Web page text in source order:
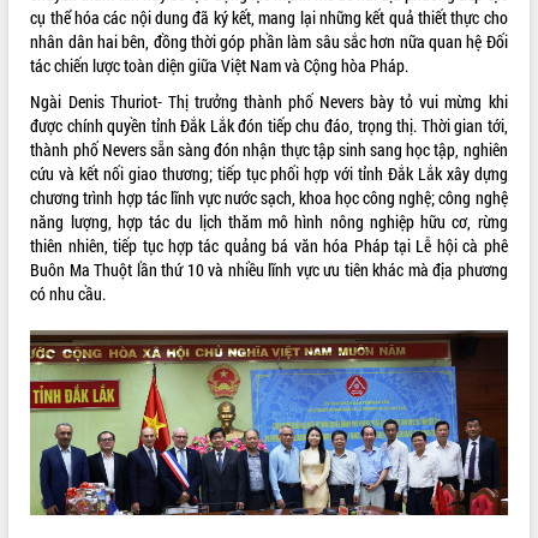
tại Trung tâm Phục vụ hành chính
công tỉnh
Đắk Lắk: Tôn vinh 46 giải pháp tại Hội
thi Sáng tạo Kỹ thuật 2024 - 2025
Đắk Lắk rà soát, điều chỉnh Đề án 190
về phát triển nuôi trồng thủy sản
Phó Chủ tịch UBND tỉnh Đắk Lắk
Trương Công Thái kiểm tra thực địa
Dự án cao tốc Khánh Hòa - Buôn Ma
Thuột
Định vị cà phê Việt Nam như một “di
sản sống” trong dòng chảy toàn cầu
Xây dựng nông thôn mới: Nâng cao đời
sống người dân từ những mô hình thiết
thực
Quyết liệt tháo gỡ vướng mắc, đẩy
nhanh tiến độ các dự án trọng điểm
trong Khu kinh tế Nam Phú Yên
Hòn Yến phát triển du lịch gắn với bảo
tồn biển
cụ thể hóa các nội dung đã ký kết, mang lại những kết quả thiết thực cho
nhân dân hai bên, đồng thời góp phần làm sâu sắc hơn nữa quan hệ Đối
tác chiến lược toàn diện giữa Việt Nam và Cộng hòa Pháp.
Ngài Denis Thuriot- Thị trưởng thành phố Nevers bày tỏ vui mừng khi
được chính quyền tỉnh Đắk Lắk đón tiếp chu đáo, trọng thị. Thời gian tới,
thành phố Nevers sẵn sàng đón nhận thực tập sinh sang học tập, nghiên
cứu và kết nối giao thương; tiếp tục phối hợp với tỉnh Đắk Lắk xây dựng
chương trình hợp tác lĩnh vực nước sạch, khoa học công nghệ; công nghệ
năng lượng, hợp tác du lịch thăm mô hình nông nghiệp hữu cơ, rừng
thiên nhiên, tiếp tục hợp tác quảng bá văn hóa Pháp tại Lễ hội cà phê
Buôn Ma Thuột lần thứ 10 và nhiều lĩnh vực ưu tiên khác mà địa phương
có nhu cầu.